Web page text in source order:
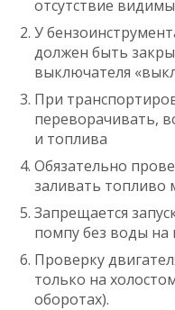
отсутствие
У
должен быть
выключателя
При
переворачивать,
и топлива
Обязательно
заливать топливо
Запрещается
помпу без воды
Проверку
только на
оборотах).